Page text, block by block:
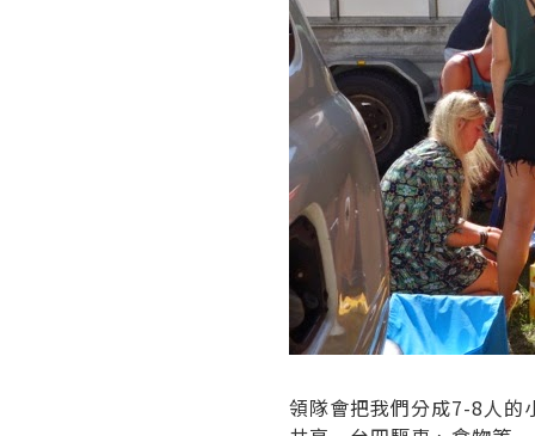
領隊會把我們分成7-8人的